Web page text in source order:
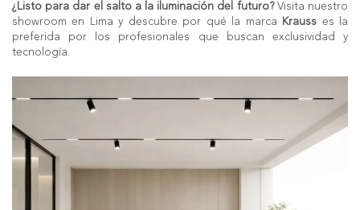
¿Listo para dar el salto a la iluminación del futuro?Visita nuestro
showroom en Lima y descubre por qué la marca
Krauss es la
preferida por los profesionales que buscan exclusividad y
tecnología.